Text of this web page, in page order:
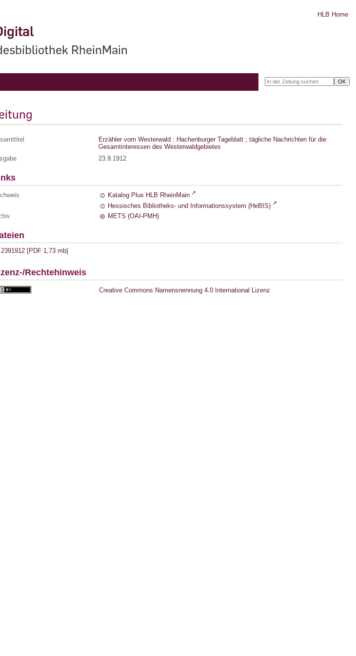
RheinMain
HLB Home
Erzähler vom Westerwald : Hachenburger Tageblatt ; tägliche Nachrichten für die
Gesamtinteressen des Westerwaldgebietes
23.9.1912
Katalog Plus HLB RheinMain
Hessisches Bibliotheks- und Informationssystem (HeBIS)
METS (OAI-PMH)
2391912 [PDF 1,73 mb]
Rechtehinweis
Creative Commons Namensnennung 4.0 International Lizenz